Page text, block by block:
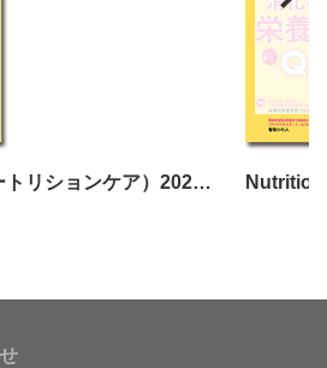
NutritionCare（ニュートリションケア）2025年11月号